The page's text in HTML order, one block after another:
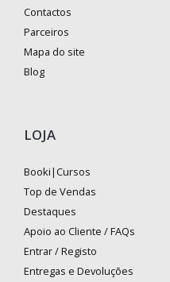
Contactos
Parceiros
Mapa do site
Blog
LOJA
Booki|Cursos
Top de Vendas
Destaques
Apoio ao Cliente / FAQs
Entrar / Registo
Entregas e Devoluções